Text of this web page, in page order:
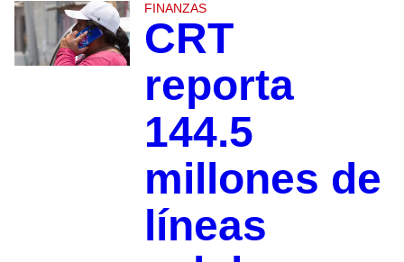
FINANZAS
CRT
reporta
144.5
millones de
líneas